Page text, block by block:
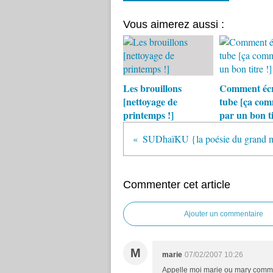
Vous aimerez aussi :
Les brouillons
[nettoyage de
printemps !]
Comment
tube [ça
par un bon
SUDhaïKU {la poésie du grand
Commenter cet article
Ajouter un commentaire
M marie 07/02/2007 10:26
Appelle moi marie ou mary